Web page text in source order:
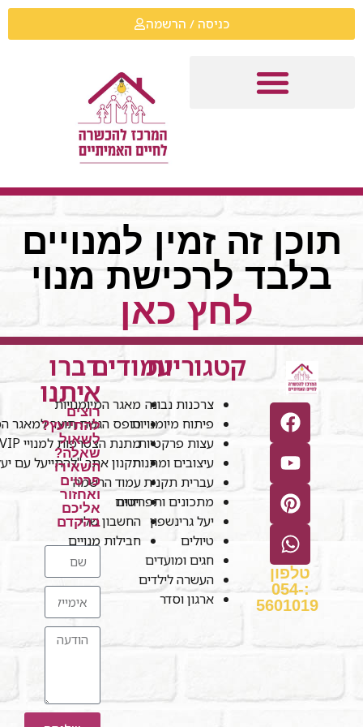
כניסה / הרשמה
תוכן זה זמין למנויים
בלבד לרכישת מנוי
לחץ כאן
טלפון
:054-
5601019
קטגוריות
צרכנות נבונה
פיתוח מיומנויות
עצות פרקטיות
עיצובים ומתנות
עברית תקנית
מתכונים ותפריטים
יעל גרינשפון
טיולים
חגים ומועדים
העשרה לילדים
ארגון וסדר
עמודים
מאגר המיומנויות
טופס הגשת תוצר למאגר
מתנת הצטרפות למנויי VIP
תקנון אתר "להתייעל עם
עמוד הרשמה
חנות
החשבון שלי
חבילות מנויים
דברו
איתנו
רוצים
להתייעץ?
לשאול
שאלה?
השאירו
פרטים
ואחזור
אליכם
בהקדם